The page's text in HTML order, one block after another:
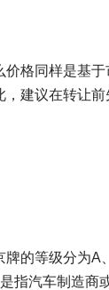
格同样是基
建议在转让前
的等级分为
指汽车制造商